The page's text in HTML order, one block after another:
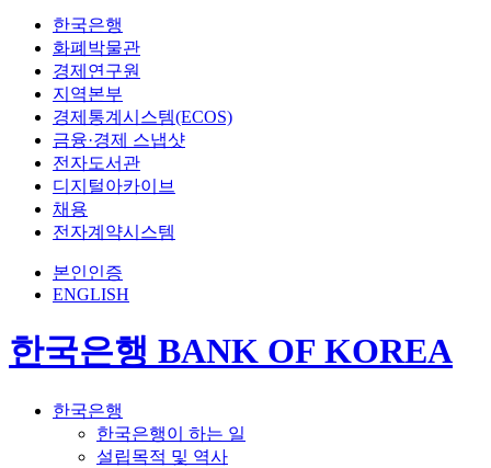
한국은행
화폐박물관
경제연구원
지역본부
경제통계시스템(ECOS)
금융·경제 스냅샷
전자도서관
디지털아카이브
채용
전자계약시스템
본인인증
ENGLISH
한국은행 BANK OF KOREA
한국은행
한국은행이 하는 일
설립목적 및 역사